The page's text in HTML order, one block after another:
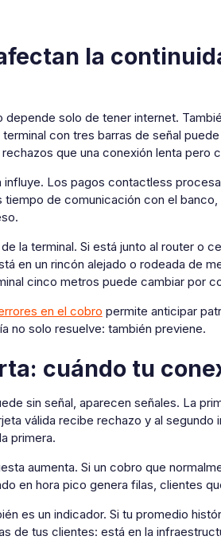
la
depende solo de tener internet.
con tres barras de señal
que una conexión lenta pero
influye. Los pagos contactless
de comunicación con el
la terminal. Si está junto al router o
en un rincón alejado o rodeada de
cinco metros puede cambiar por
en el cobro permite anticipar
no solo resuelve: también previene.
cuándo tu
sin señal, aparecen señales. La
válida recibe rechazo y al
primera.
aumenta. Si un cobro que
en hora pico genera filas, clientes
es un indicador. Si tu promedio
de tus clientes: está en la